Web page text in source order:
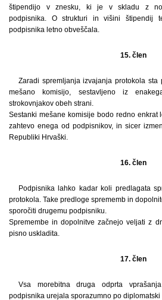
štipendijo v znesku, ki je v skladu z
podpisnika. O strukturi in višini štipendij
podpisnika letno obveščala.
15. člen
Zaradi spremljanja izvajanja protokola sta
mešano komisijo, sestavljeno iz
strokovnjakov obeh strani.
Sestanki mešane komisije bodo redno enkrat
zahtevo enega od podpisnikov, in sicer
Republiki Hrvaški.
16. člen
Podpisnika lahko kadar koli predlagata
protokola. Take predloge sprememb in
sporočiti drugemu podpisniku.
Spremembe in dopolnitve začnejo veljati z
pisno uskladita.
17. člen
Vsa morebitna druga odprta
podpisnika urejala sporazumno po diplomatski